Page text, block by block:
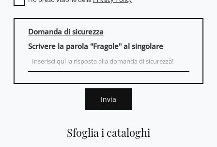
Sfoglia i cataloghi
Domanda di sicurezza
Scrivere la parola "Fragole" al singolare
Invia